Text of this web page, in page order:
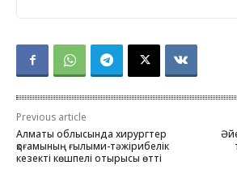
Previous article
Алматы облысында хирургтер
қоғамының ғылыми-тәжірибелік
кезекті көшпелі отырысы өтті